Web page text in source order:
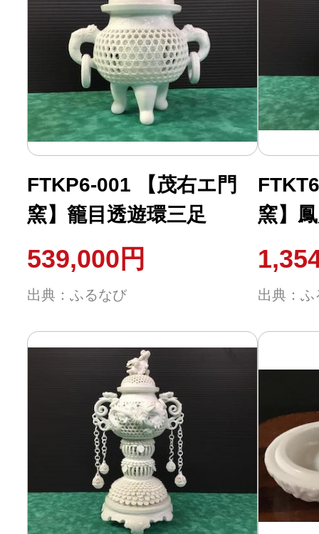
ふるさと納税の基礎知識
10秒ぴったり診断
自治体直営サイト特集
はじめるバイブルとは
よくあるご質問
問い合わせ
FTKP6-001 【茂右エ門
窯】籠目透遊環三足
539,000円
出典：ふるなび
窯】
出典：ふ